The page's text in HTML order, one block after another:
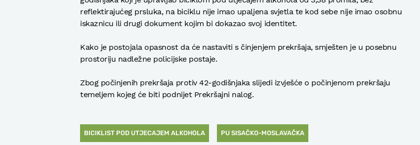
reflektirajućeg prsluka, na biciklu nije imao upaljena svjetla te kod sebe nije imao osobnu
iskaznicu ili drugi dokument kojim bi dokazao svoj identitet.
Kako je postojala opasnost da će nastaviti s činjenjem prekršaja, smješten je u posebnu
prostoriju nadležne policijske postaje.
Zbog počinjenih prekršaja protiv 42-godišnjaka slijedi izvješće o počinjenom prekršaju
temeljem kojeg će biti podnijet Prekršajni nalog.
BICIKLIST POD UTJECAJEM ALKOHOLA PU SISAČKO-MOSLAVAČKA